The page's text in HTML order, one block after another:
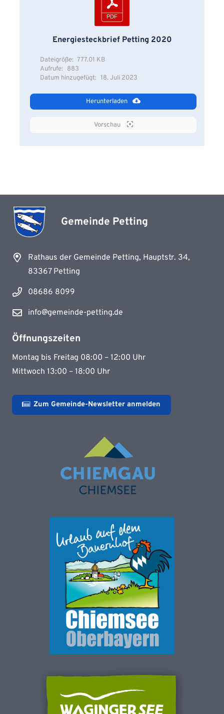
Energiesteckbrief Petting 2020
Dateigröße: 777.01 KB
Aufrufe: 883
Datum hinzugefügt: 18. Juli 2023
Herunterladen
Vorschau
Gemeinde Petting
Rathaus der Gemeinde Petting, Hauptstr. 34,
83367 Petting
08686 8099
info@gemeinde-petting.de
Öffnungszeiten
Montag bis Freitag 08:00 – 12:00 Uhr
Mittwoch 13:00 – 18:00 Uhr
Zum Gemeinde-Newsletter anmelden